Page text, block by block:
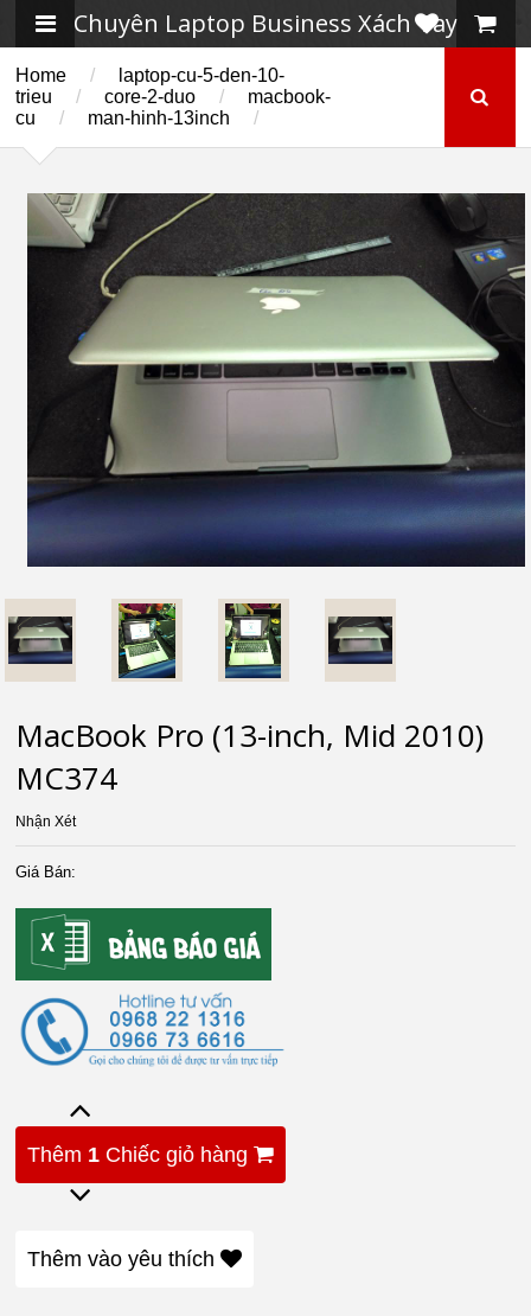
Chuyên Laptop Business Xách Tay
Home /
laptop-cu-5-den-10-
trieu
/ core-2-duo /
macbook-
cu
/ man-hinh-13inch /
MacBook Pro (13-inch, Mid 2010)
MC374
Nhận Xét
Giá Bán:
Thêm 1 Chiếc giỏ hàng
Thêm vào yêu thích